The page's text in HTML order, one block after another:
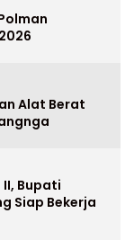
Alat Berat
Bupati
Siap Bekerja